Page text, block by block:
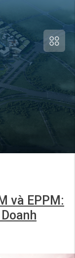
và EPPM: